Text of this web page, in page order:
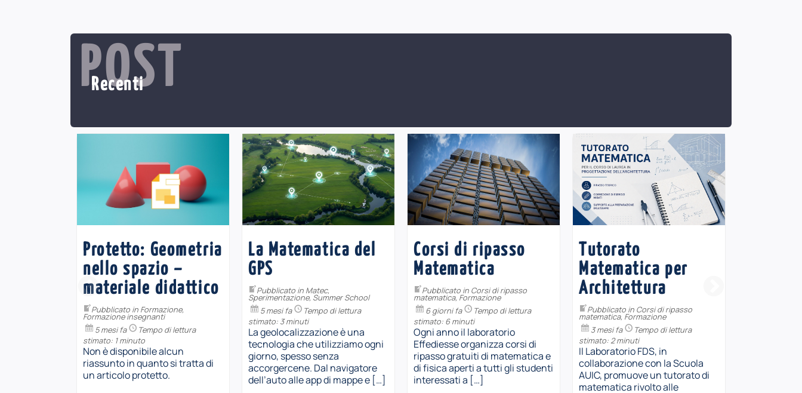
POST
Recenti
Protetto: Geometria
nello spazio –
materiale didattico
Pubblicato in Formazione,
Formazione insegnanti
5 mesi fa
Tempo di lettura
stimato: 1 minuto
Non è disponibile alcun
riassunto in quanto si tratta di
un articolo protetto.
La Matematica del
GPS
Pubblicato in Matec,
Sperimentazione, Summer School
5 mesi fa
Tempo di lettura
stimato: 3 minuti
La geolocalizzazione è una
tecnologia che utilizziamo ogni
giorno, spesso senza
accorgercene. Dal navigatore
dell’auto alle app di mappe e […]
Corsi di ripasso
Matematica
Pubblicato in Corsi di ripasso
matematica, Formazione
6 giorni fa
Tempo di lettura
stimato: 6 minuti
Ogni anno il laboratorio
Effediesse organizza corsi di
ripasso gratuiti di matematica e
di fisica aperti a tutti gli studenti
interessati a […]
Tutorato
Matematica per
Architettura
Pubblicato in Corsi di ripasso
matematica, Formazione
3 mesi fa
Tempo di lettura
stimato: 2 minuti
Il Laboratorio FDS, in
collaborazione con la Scuola
AUIC, promuove un tutorato di
matematica rivolto alle